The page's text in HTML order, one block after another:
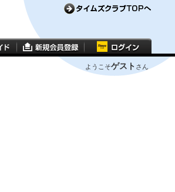
ようこそゲスト さん